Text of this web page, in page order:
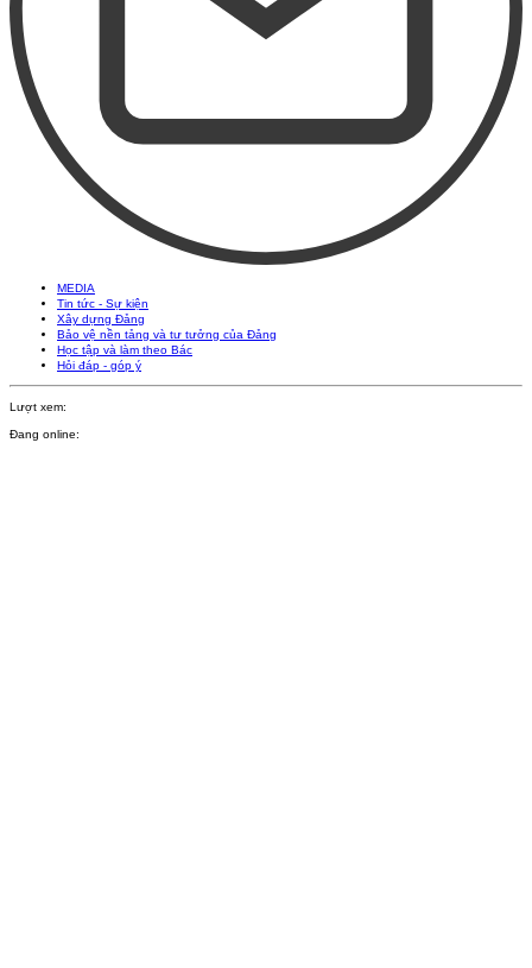
MEDIA
Tin tức - Sự kiện
Xây dựng Đảng
Bảo vệ nền tảng và tư tưởng của Đảng
Học tập và làm theo Bác
Hỏi đáp - góp ý
Lượt xem:
Đang online: